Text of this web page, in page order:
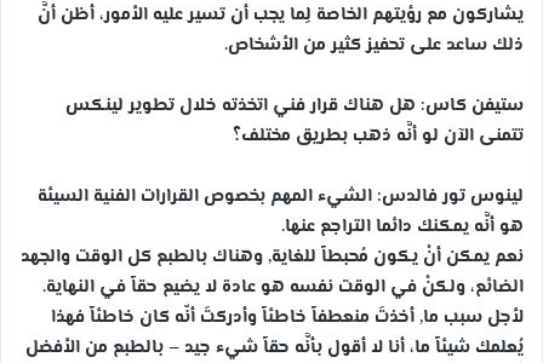
يشاركون مع رؤيتهم الخاصة لِما يجب أن تسير عليه الأمور، أظن أنَّ
ذلك ساعد على تحفيز كثير من الأشخاص.
ستيفن كاس: هل هناك قرار فني اتخذته خلال تطوير لينكس
تتمنى الآن لو أنَّه ذهب بطريق مختلف؟
لينوس تور فالدس: الشيء المهم بخصوص القرارات الفنية السيئة
هو أنَّه يمكنك دائما التراجع عنها.
نعم يمكن أنْ يكون مُحبطاً للغاية, وهناك بالطبع كل الوقت والجهد
الضائع، ولكنْ في الوقت نفسه هو عادة لا يضيع حقاً في النهاية.
لأجل سبب ما, أخذتَ منعطفاً خاطئاً وأدركتَ أنّه كان خاطئاً فهذا
يُعلمك شيئاً ما، أنا لا أقول بأنَّه حقاً شيء جيد – بالطبع من الأفضل